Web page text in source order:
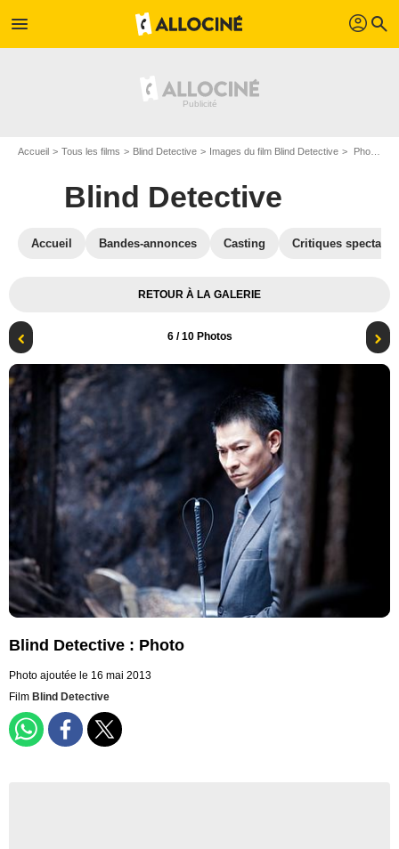
menu profil search
Accueil Tous les films Blind Detective Images du film Blind Detective Photo du film Blind Detective - Photo 6
Blind Detective
Accueil Bandes-annonces Casting Critiques
RETOUR À LA GALERIE
6/ 10 Photos
Blind Detective : Photo
Photo ajoutée le 16 mai 2013
Film Blind Detective